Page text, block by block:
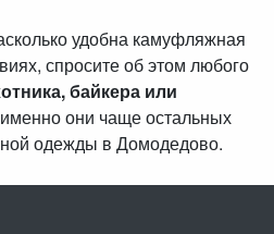
удобна камуфляжная
спросите об этом любого
байкера или
они чаще остальных
одежды в Домодедово.